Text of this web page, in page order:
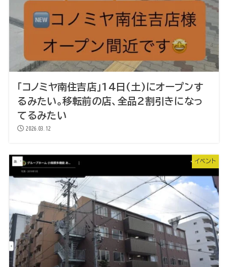
「コノミヤ南住吉店」14日(土)にオープンす
るみたい。移転前の店、全品2割引きになっ
てるみたい
2026.03.12
イベント